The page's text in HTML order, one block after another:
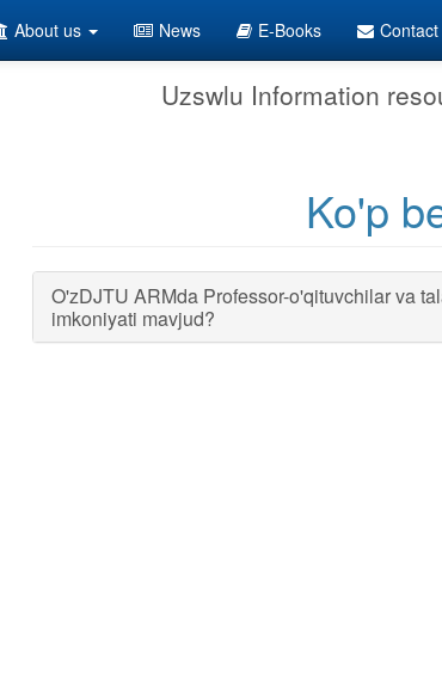
About us News E-Books Contact
Uzswlu Information
Ko'p
O'zDJTU ARMda Professor-o'qituvchilar va
imkoniyati mavjud?